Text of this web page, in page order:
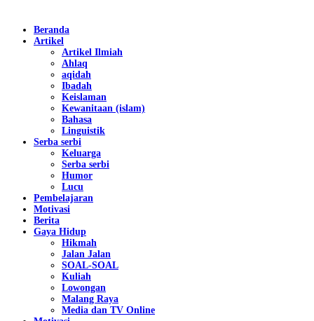
Beranda
Artikel
Artikel Ilmiah
Ahlaq
aqidah
Ibadah
Keislaman
Kewanitaan (islam)
Bahasa
Linguistik
Serba serbi
Keluarga
Serba serbi
Humor
Lucu
Pembelajaran
Motivasi
Berita
Gaya Hidup
Hikmah
Jalan Jalan
SOAL-SOAL
Kuliah
Lowongan
Malang Raya
Media dan TV Online